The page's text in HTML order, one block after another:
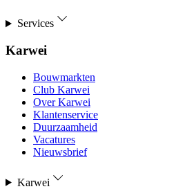
Services
Karwei
Bouwmarkten
Club Karwei
Over Karwei
Klantenservice
Duurzaamheid
Vacatures
Nieuwsbrief
Karwei